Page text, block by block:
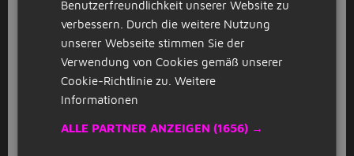
GESPONSERT
Rettungsschwimmer
David Lloyd Stuttgart (16km)
Benutzerfreundlichkeit unserer Website zu
verbessern. Durch die weitere Nutzung
unserer Webseite stimmen Sie der
Verwendung von Cookies gemäß unserer
Cookie-Richtlinie zu. Weitere
Informationen
ALLE PARTNER ANZEIGEN (1656) →